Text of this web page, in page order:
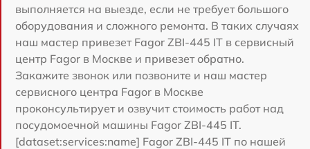
выполняется на выезде, если не требует большого
оборудования и сложного ремонта. В таких случаях
наш мастер привезет Fagor ZBI-445 IT в сервисный
центр Fagor в Москве и привезет обратно.
Закажите звонок или позвоните и наш мастер
сервисного центра Fagor в Москве
проконсультирует и озвучит стоимость работ над
посудомоечной машины Fagor ZBI-445 IT.
[dataset:services:name] Fagor ZBI-445 IT по нашей